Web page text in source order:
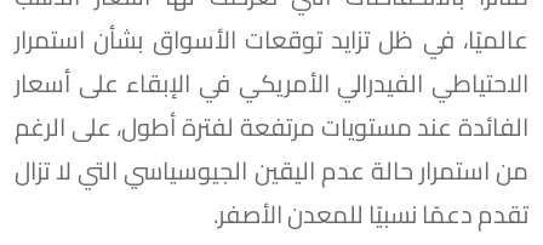
عالميًا، في ظل تزايد توقعات الأسواق بشأن استمرار
الاحتياطي الفيدرالي الأمريكي في الإبقاء على أسعار
الفائدة عند مستويات مرتفعة لفترة أطول، على الرغم
من استمرار حالة عدم اليقين الجيوسياسي التي لا تزال
تقدم دعمًا نسبيًا للمعدن الأصفر.